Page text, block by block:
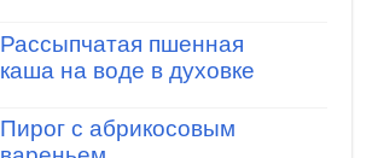
Рассыпчатая пшенная
каша на воде в духовке
Пирог с абрикосовым